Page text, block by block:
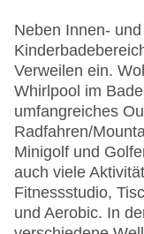
Neben Innen-
Verweilen ein.
Whirlpool im
umfangreiches
Radfahren/
Minigolf und
auch viele
Fitnessstudio,
und Aerobic. In